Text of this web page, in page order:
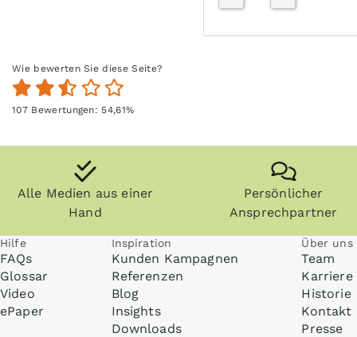
Wie bewerten Sie diese Seite?
107Bewertungen: 54,61%
Alle Medien aus einer
Hand
Persönlicher
Ansprechpartner
Hilfe
FAQs
Glossar
Video
ePaper
Inspiration
Kunden Kampagnen
Referenzen
Blog
Insights
Downloads
Über uns
Team
Karriere
Historie
Kontakt
Presse